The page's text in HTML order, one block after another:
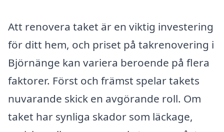
Att renovera taket är en viktig investering
för ditt hem, och priset på takrenovering i
Björnänge kan variera beroende på flera
faktorer. Först och främst spelar takets
nuvarande skick en avgörande roll. Om
taket har synliga skador som läckage,